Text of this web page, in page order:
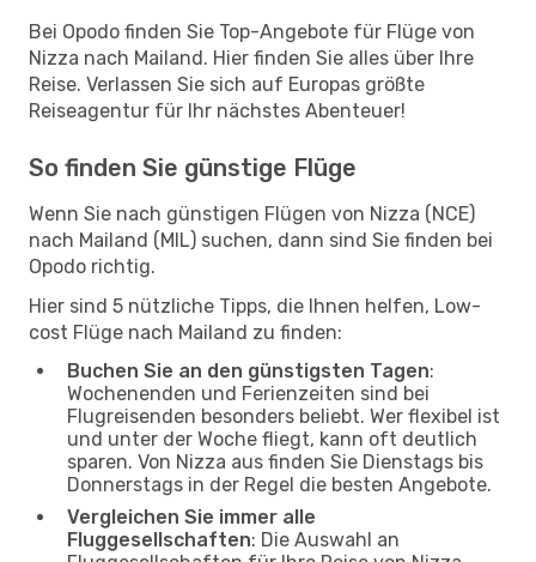
Bei Opodo finden Sie Top-Angebote für Flüge von
Nizza nach Mailand. Hier finden Sie alles über Ihre
Reise. Verlassen Sie sich auf Europas größte
Reiseagentur für Ihr nächstes Abenteuer!
So finden Sie günstige Flüge
Wenn Sie nach günstigen Flügen von Nizza (NCE)
nach Mailand (MIL) suchen, dann sind Sie finden bei
Opodo richtig.
Hier sind 5 nützliche Tipps, die Ihnen helfen, Low-
cost Flüge nach Mailand zu finden:
Buchen Sie an den günstigsten Tagen:
Wochenenden und Ferienzeiten sind bei
Flugreisenden besonders beliebt. Wer flexibel ist
und unter der Woche fliegt, kann oft deutlich
sparen. Von Nizza aus finden Sie Dienstags bis
Donnerstags in der Regel die besten Angebote.
Vergleichen Sie immer alle
Fluggesellschaften: Die Auswahl an